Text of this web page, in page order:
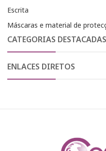
Escrita
Máscaras e material de
CATEGORIAS DESTACADAS
ENLACES DIRETOS